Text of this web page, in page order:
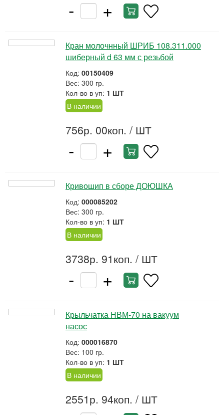
- +
Кран молочнный ШРИБ 108.311.000
шиберный d 63 мм с резьбой
Код: 00150409
Вес: 300 гр.
Кол-во в уп: 1 ШТ
В наличии
756р. 00коп. / ШТ
- +
Кривошип в сборе ДОЮШКА
Код: 000085202
Вес: 300 гр.
Кол-во в уп: 1 ШТ
В наличии
3738р. 91коп. / ШТ
- +
Крыльчатка НВМ-70 на вакуум
насос
Код: 000016870
Вес: 100 гр.
Кол-во в уп: 1 ШТ
В наличии
2551р. 94коп. / ШТ